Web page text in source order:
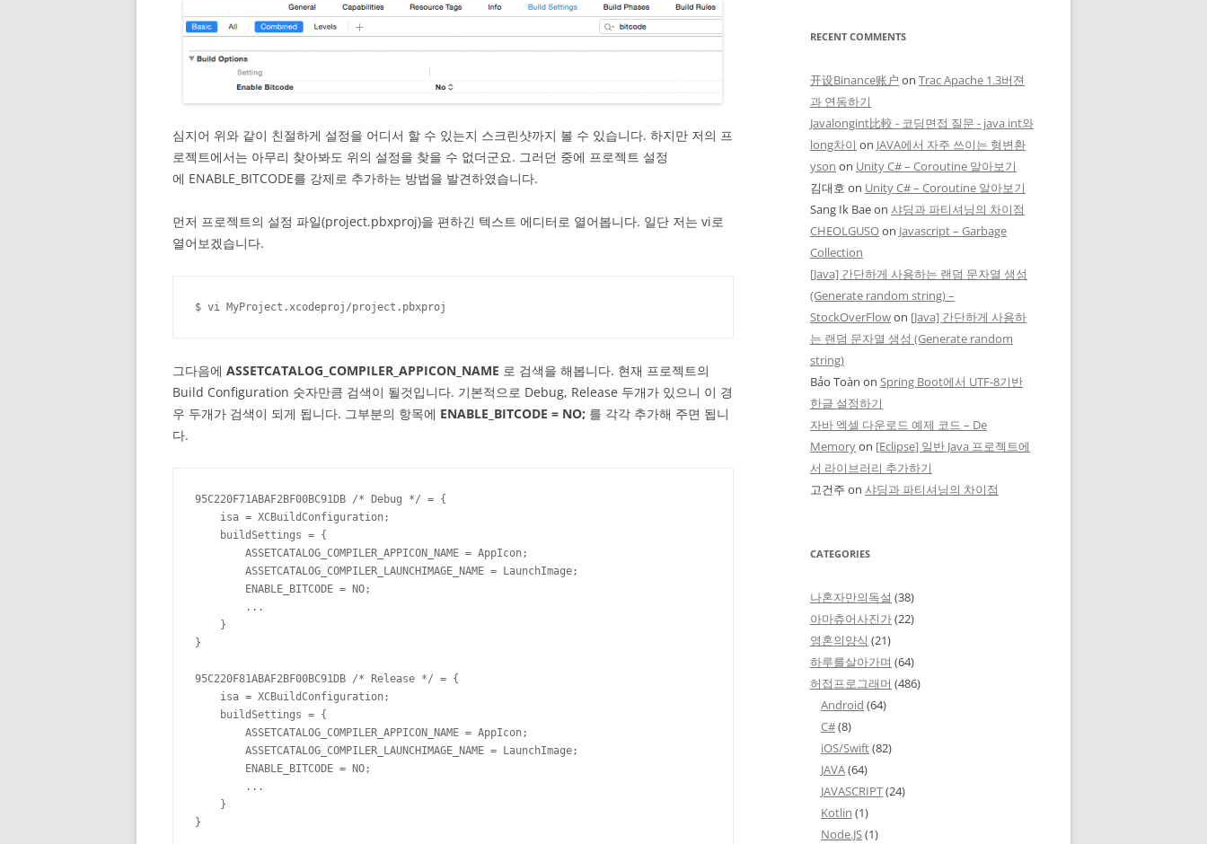
심지어 위와 같이 친절하게 설정을 어디서 할 수 있는지 스크린샷까지 볼 수 있습니다. 하지만 저의 프
로젝트에서는 아무리 찾아봐도 위의 설정을 찾을 수 없더군요. 그러던 중에 프로젝트 설정
에 ENABLE_BITCODE를 강제로 추가하는 방법을 발견하였습니다.
먼저 프로젝트의 설정 파일(project.pbxproj)을 편하긴 텍스트 에디터로 열어봅니다. 일단 저는 vi로
열어보겠습니다.
$ vi MyProject.xcodeproj/project.pbxproj
그다음에 ASSETCATALOG_COMPILER_APPICON_NAME 로 검색을 해봅니다. 현재 프로젝트의
Build Configuration 숫자만큼 검색이 될것입니다. 기본적으로 Debug, Release 두개가 있으니 이 경
우 두개가 검색이 되게 됩니다. 그부분의 항목에 ENABLE_BITCODE = NO; 를 각각 추가해 주면 됩니
다.
95C220F71ABAF2BF00BC91DB /* Debug */ = {
    isa = XCBuildConfiguration;
    buildSettings = {
        ASSETCATALOG_COMPILER_APPICON_NAME = AppIcon;
        ASSETCATALOG_COMPILER_LAUNCHIMAGE_NAME = LaunchImage;
        ENABLE_BITCODE = NO;
        ...
    }
}
95C220F81ABAF2BF00BC91DB /* Release */ = {
    isa = XCBuildConfiguration;
    buildSettings = {
        ASSETCATALOG_COMPILER_APPICON_NAME = AppIcon;
        ASSETCATALOG_COMPILER_LAUNCHIMAGE_NAME = LaunchImage;
        ENABLE_BITCODE = NO;
        ...
    }
}
RECENT COMMENTS
开设Binance账户 on Trac Apache 1.3버젼
과 연동하기
Javalongint比較 - 코딩면접 질문 - java int와
long차이 on JAVA에서 자주 쓰이는 형변환
yson on Unity C# – Coroutine 알아보기
김대호 on Unity C# – Coroutine 알아보기
Sang Ik Baeon 샤딩과 파티셔닝의 차이점
CHEOLGUSOon Javascript – Garbage
Collection
[Java] 간단하게 사용하는 랜덤 문자열 생성
(Generate random string) –
StockOverFlowon [Java] 간단하게 사용하
는 랜덤 문자열 생성 (Generate random
string)
Bảo Toàn on Spring Boot에서 UTF-8기반
한글 설정하기
자바 엑셀 다운로드 예제 코드 – De
Memoryon [Eclipse] 일반 Java 프로젝트에
서 라이브러리 추가하기
고건주 on 샤딩과 파티셔닝의 차이점
CATEGORIES
나혼자만의독설 (38)
아마츄어사진가(22)
영혼의양식 (21)
하루를살아가며 (64)
허접프로그래머 (486)
Android (64)
C#(8)
iOS/Swift(82)
JAVA(64)
JAVASCRIPT(24)
Kotlin (1)
Node.JS(1)